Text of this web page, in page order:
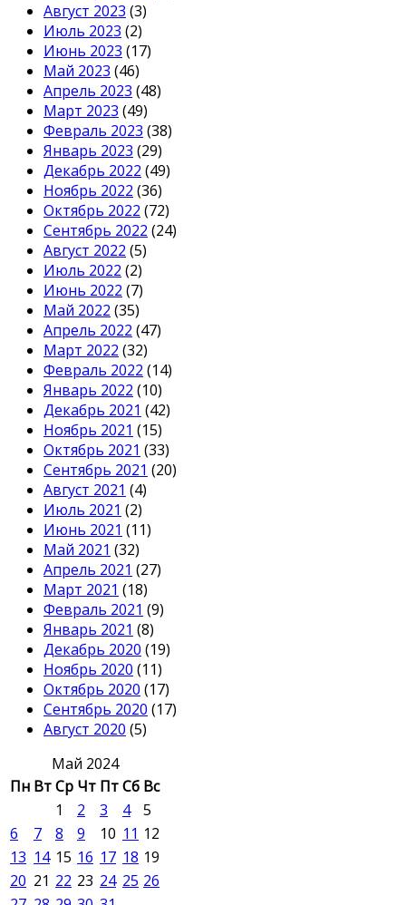
Август 2023 (3)
Июль 2023 (2)
Июнь 2023 (17)
Май 2023 (46)
Апрель 2023 (48)
Март 2023 (49)
Февраль 2023 (38)
Январь 2023 (29)
Декабрь 2022 (49)
Ноябрь 2022 (36)
Октябрь 2022 (72)
Сентябрь 2022 (24)
Август 2022 (5)
Июль 2022 (2)
Июнь 2022 (7)
Май 2022 (35)
Апрель 2022 (47)
Март 2022 (32)
Февраль 2022 (14)
Январь 2022 (10)
Декабрь 2021 (42)
Ноябрь 2021 (15)
Октябрь 2021 (33)
Сентябрь 2021 (20)
Август 2021 (4)
Июль 2021 (2)
Июнь 2021 (11)
Май 2021 (32)
Апрель 2021 (27)
Март 2021 (18)
Февраль 2021 (9)
Январь 2021 (8)
Декабрь 2020 (19)
Ноябрь 2020 (11)
Октябрь 2020 (17)
Сентябрь 2020 (17)
Август 2020 (5)
Май 2024
Пн ВтСр Чт ПтСб Вс
1
2 3 4
5
6
7 8 9 10 11 12
13 14 15 16 17 18 19
20 21 22 23 24 25 26